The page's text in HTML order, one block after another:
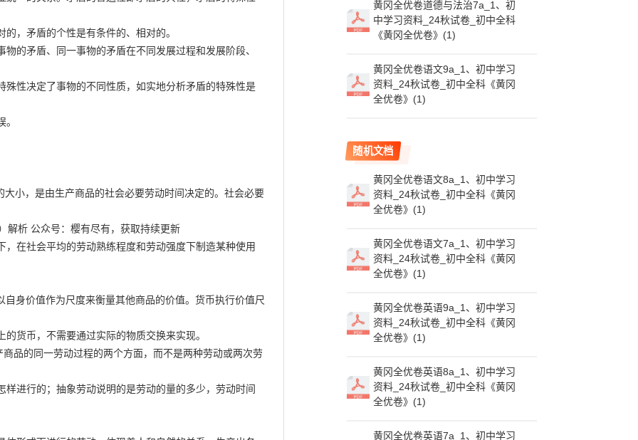
黄冈全优卷道德与法治7a_1、初
中学习资料_24秋试卷_初中全科
《黄冈全优卷》(1)
黄冈全优卷语文9a_1、初中学习
资料_24秋试卷_初中全科《黄冈
全优卷》(1)
随机文档
黄冈全优卷语文8a_1、初中学习
资料_24秋试卷_初中全科《黄冈
全优卷》(1)
黄冈全优卷语文7a_1、初中学习
资料_24秋试卷_初中全科《黄冈
全优卷》(1)
黄冈全优卷英语9a_1、初中学习
资料_24秋试卷_初中全科《黄冈
全优卷》(1)
黄冈全优卷英语8a_1、初中学习
资料_24秋试卷_初中全科《黄冈
全优卷》(1)
黄冈全优卷英语7a_1、初中学习